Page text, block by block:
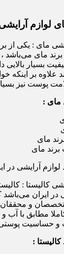
لوازم
مای : یکی از
برند مای
بسیار
علاوه بر اینکه
پوست نیز
مای :
مای
مای
کالیستا :
در ایران
و محققان
مطابق با آب
حساسیت پوستی
: